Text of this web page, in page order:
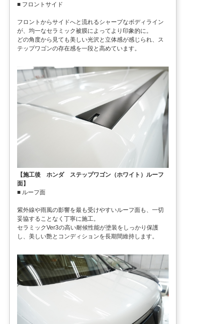
■ フロントサイド
フロントからサイドへと流れるシャープなボディライン
が、均一なセラミック被膜によってより印象的に。
どの角度から見ても美しい光沢と立体感が感じられ、ス
テップワゴンの存在感を一段と高めています。
【施工後 ホンダ ステップワゴン（ホワイト）ルーフ
面】
■ ルーフ面
紫外線や雨風の影響を最も受けやすいルーフ面も、一切
妥協することなく丁寧に施工。
セラミックVer3の高い耐候性能が塗装をしっかり保護
し、美しい艶とコンディションを長期間維持します。